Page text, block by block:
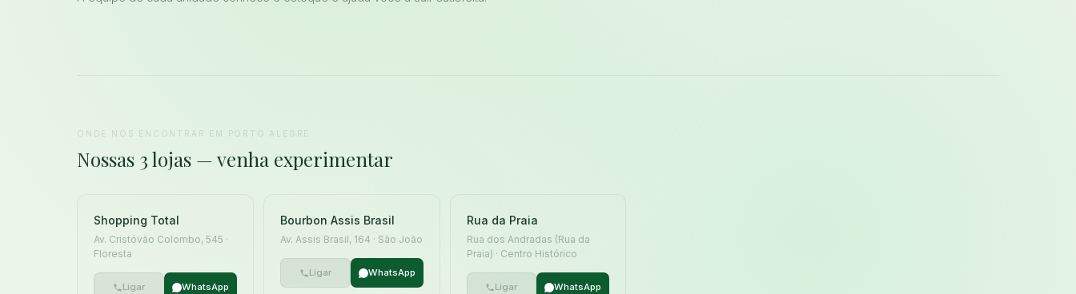
ONDE NOS ENCONTRAR EM PORTO ALEGRE
Nossas 3 lojas — venha experimentar
Shopping Total
Av. Cristóvão Colombo, 545 ·
Floresta
Ligar WhatsApp
Bourbon Assis Brasil
Av. Assis Brasil, 164 · São João
Ligar WhatsApp
Rua da Praia
Rua dos Andradas (Rua da
Praia) · Centro Histórico
Ligar WhatsApp